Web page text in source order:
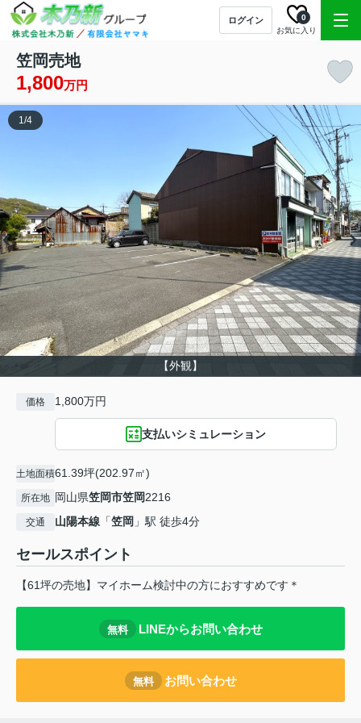
ログイン
お気に入り
0
笠岡売地
1,800万円
【外観】
1/4
価格 1,800万円
支払いシミュレーション
土地面積61.39坪(202.97㎡)
所在地 岡山県笠岡市笠岡2216
交通 山陽本線 「笠岡 」駅 徒歩4分
セールスポイント
【61坪の売地】マイホーム検討中の方におすすめです＊
無料 LINEからお問い合わせ
無料 お問い合わせ